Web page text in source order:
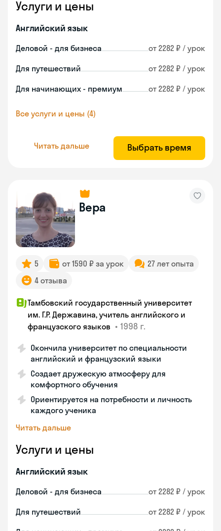
Услуги и цены
Английский язык
Деловой - для бизнеса от 2282 ₽ / урок
Для путешествий от 2282 ₽ / урок
Для начинающих - премиум от 2282 ₽ / урок
Все услуги и цены (4)
Читать дальше Выбрать время
Вера
5 от 1590 ₽ за урок
27 лет опыта
4 отзыва
Тамбовский государственный университет
им. Г.Р. Державина, учитель английского и
французского языков • 1998 г.
Окончила университет по специальности
английский и французский языки
Создает дружескую атмосферу для
комфортного обучения
Ориентируется на потребности и личность
каждого ученика
Читать дальше
Услуги и цены
Английский язык
Деловой - для бизнеса от 2282 ₽ / урок
Для путешествий от 2282 ₽ / урок